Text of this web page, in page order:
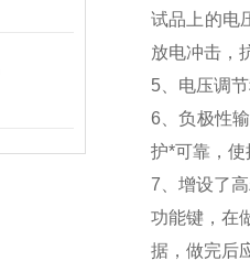
试品上的电
放电冲击，
5、电压调
6、负极性
护*可靠，
7、增设了
功能键，在
据，做完后